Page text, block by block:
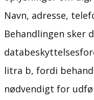
Navn, adresse,
Behandlingen sker
litra b, fordi
nødvendigt for